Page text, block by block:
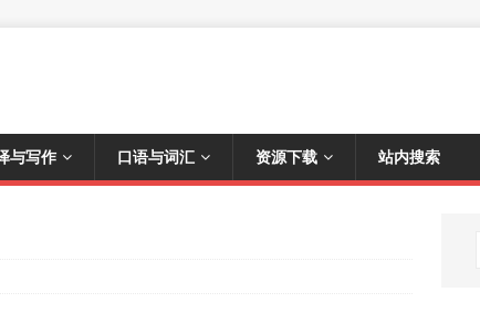
与写作 口语与词汇 资源下载 站内搜索